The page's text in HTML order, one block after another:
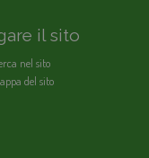
il sito
nel sito
del sito